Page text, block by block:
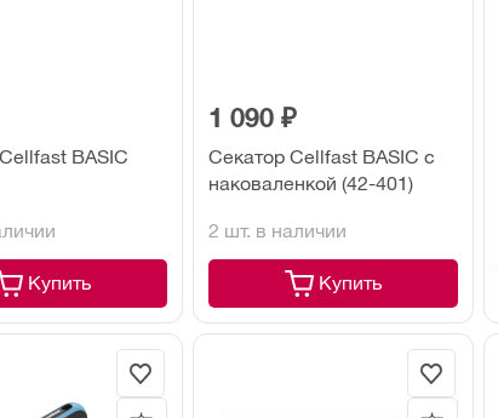
BASIC
Купить
1 090 ₽
Секатор Cellfast BASIC с
наковаленкой (42-401)
2 шт. в наличии
Купить